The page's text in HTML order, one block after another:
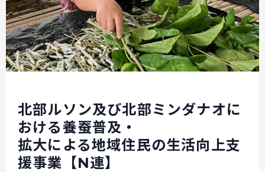
北部ルソン及び北部ミンダナオに
おける養蚕普及・
拡大による地域住民の生活向上支
援事業【N連】